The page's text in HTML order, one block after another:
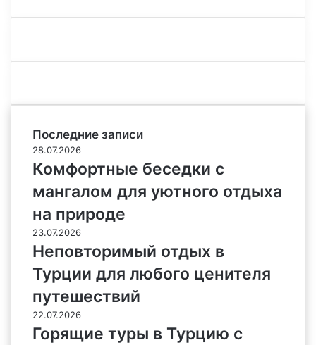
Последние записи
28.07.2026
Комфортные беседки с
мангалом для уютного отдыха
на природе
23.07.2026
Неповторимый отдых в
Турции для любого ценителя
путешествий
22.07.2026
Горящие туры в Турцию с